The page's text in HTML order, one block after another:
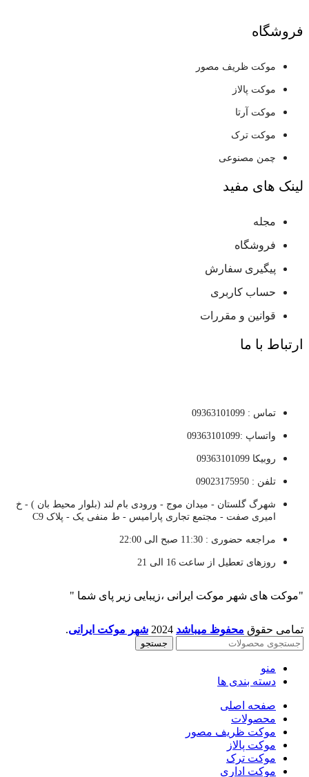
فروشگاه
موکت ظریف مصور
موکت پالاز
موکت آرتا
موکت ترک
چمن مصنوعی
لینک های مفید
مجله
فروشگاه
پیگیری سفارش
حساب کاربری
قوانین و مقررات
ارتباط با ما
تماس : 09363101099
واتساپ :09363101099
روبیکا 09363101099
تلفن : 09023175950
شهرگ گلستان - میدان موج - ورودی بام لند (بلوار محیط بان ) - خ
امیری صفت - مجتمع تجاری پارامیس - ط منفی یک - پلاک C9
مراجعه حضوری : 11:30 صبح الی 22:00
روزهای تعطیل از ساعت 16 الی 21
"موکت های شهر موکت ایرانی ،زیبایی زیر پای شما "
تمامی حقوق محفوظ میباشد شهر موکت ایرانی.
جستجو
منو
دسته بندی ها
صفحه اصلی
محصولات
موکت ظریف مصور
موکت پالاز
موکت ترک
موکت اداری